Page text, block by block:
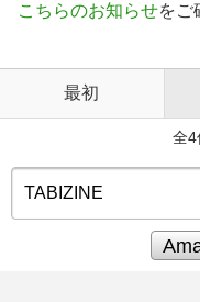
こちらのお知らせをご
最初
全4